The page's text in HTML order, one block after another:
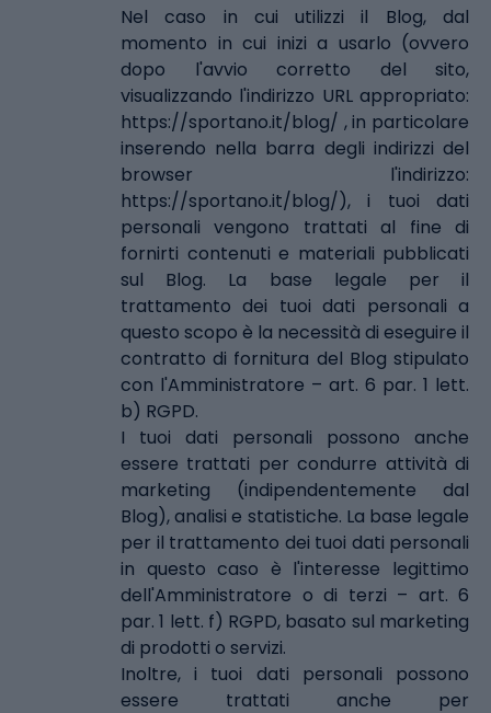
Nel caso in cui utilizzi il Blog, dal
momento in cui inizi a usarlo (ovvero
dopo l'avvio corretto del sito,
visualizzando l'indirizzo URL appropriato:
https://sportano.it/blog/ , in particolare
inserendo nella barra degli indirizzi del
browser l'indirizzo:
https://sportano.it/blog/), i tuoi dati
personali vengono trattati al fine di
fornirti contenuti e materiali pubblicati
sul Blog. La base legale per il
trattamento dei tuoi dati personali a
questo scopo è la necessità di eseguire il
contratto di fornitura del Blog stipulato
con l'Amministratore – art. 6 par. 1 lett.
b) RGPD.
I tuoi dati personali possono anche
essere trattati per condurre attività di
marketing (indipendentemente dal
Blog), analisi e statistiche. La base legale
per il trattamento dei tuoi dati personali
in questo caso è l'interesse legittimo
dell'Amministratore o di terzi – art. 6
par. 1 lett. f) RGPD, basato sul marketing
di prodotti o servizi.
Inoltre, i tuoi dati personali possono
essere trattati anche per